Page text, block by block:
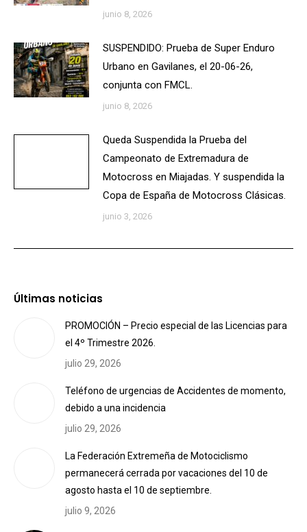
junio 8, 2026
SUSPENDIDO: Prueba de Super Enduro
Urbano en Gavilanes, el 20-06-26,
conjunta con FMCL.
junio 8, 2026
Queda Suspendida la Prueba del
Campeonato de Extremadura de
Motocross en Miajadas. Y suspendida la
Copa de España de Motocross Clásicas.
junio 3, 2026
Últimas noticias
PROMOCIÓN – Precio especial de las Licencias para
el 4º Trimestre 2026.
julio 29, 2026
Teléfono de urgencias de Accidentes de momento,
debido a una incidencia
julio 29, 2026
La Federación Extremeña de Motociclismo
permanecerá cerrada por vacaciones del 10 de
agosto hasta el 10 de septiembre.
julio 9, 2026